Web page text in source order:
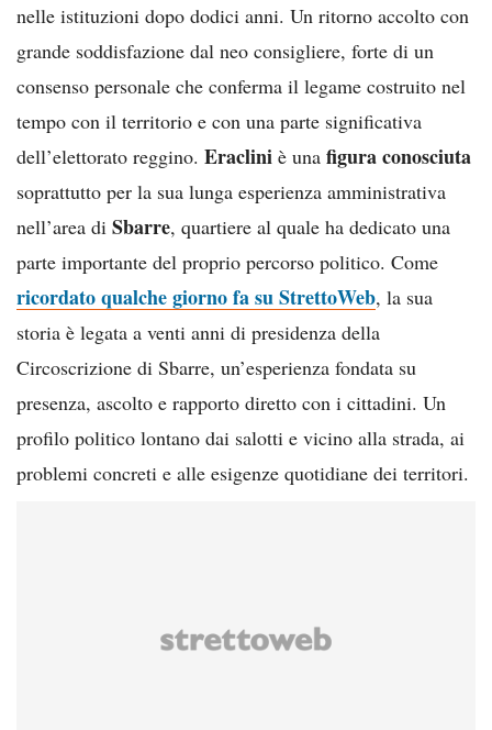
nelle istituzioni dopo dodici anni. Un ritorno accolto con
grande soddisfazione dal neo consigliere, forte di un
consenso personale che conferma il legame costruito nel
tempo con il territorio e con una parte significativa
dell’elettorato reggino. Eraclini è una figura conosciuta
soprattutto per la sua lunga esperienza amministrativa
nell’area di Sbarre, quartiere al quale ha dedicato una
parte importante del proprio percorso politico. Come
ricordato qualche giorno fa su StrettoWeb, la sua
storia è legata a venti anni di presidenza della
Circoscrizione di Sbarre, un’esperienza fondata su
presenza, ascolto e rapporto diretto con i cittadini. Un
profilo politico lontano dai salotti e vicino alla strada, ai
problemi concreti e alle esigenze quotidiane dei territori.